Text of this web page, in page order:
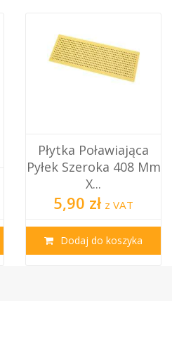
Płytka Poławiająca
Pyłek Szeroka 408 Mm
X...
5,90 zł z VAT
Dodaj do koszyka